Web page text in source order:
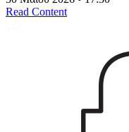
Read Content